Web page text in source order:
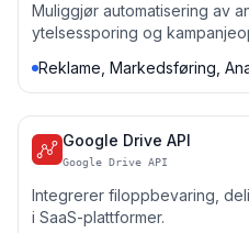
Muliggjør automatisering av
ytelsessporing og
Reklame, Markedsføring,
Google Drive API
Google Drive API
Integrerer filoppbevaring,
i SaaS-plattformer.